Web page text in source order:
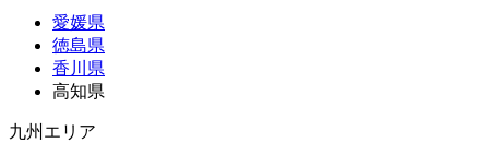
愛媛県
徳島県
香川県
高知県
九州エリア